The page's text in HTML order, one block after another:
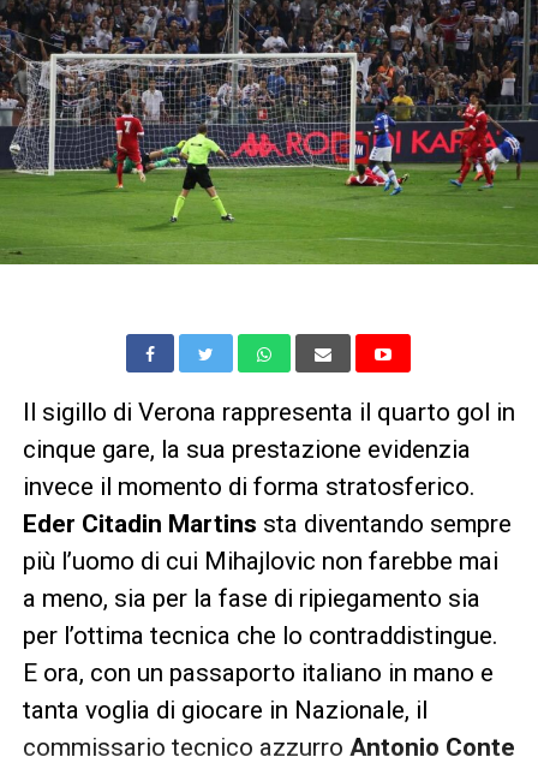
Il sigillo di Verona rappresenta il quarto gol in
cinque gare, la sua prestazione evidenzia
invece il momento di forma stratosferico.
Eder Citadin Martins sta diventando sempre
più l’uomo di cui Mihajlovic non farebbe mai
a meno, sia per la fase di ripiegamento sia
per l’ottima tecnica che lo contraddistingue.
E ora, con un passaporto italiano in mano e
tanta voglia di giocare in Nazionale, il
commissario tecnico azzurro Antonio Conte